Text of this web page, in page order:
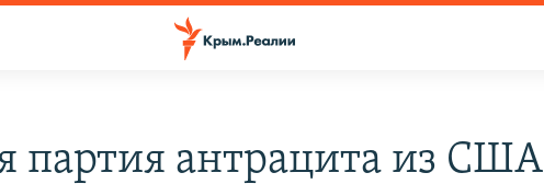
партия антрацита из США